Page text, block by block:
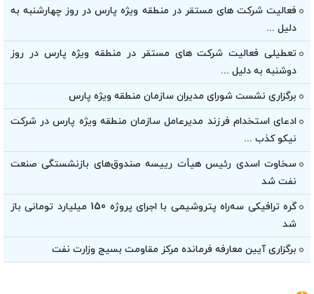
فعالیت شرکت های مستقر در منطقه ویژه پارس در روز چهارشنبه به
دلیل ...
تعطیلی فعالیت شرکت های مستقر در منطقه ویژه پارس در روز
دوشنبه به دلیل ...
برگزاری نشست شورای مدیران سازمان منطقه ویژه پارس
ادعای استخدام فرزند مدیرعامل سازمان منطقه ویژه پارس در شرکت
نیکو کذب ...
سخاوت اسدی رئیس هیأت‌ رییسه صندوق‌های بازنشستگی صنعت
نفت شد
گره ترافیکی سه‌راه پتروشیمی با اجرای پروژه 150 میلیارد تومانی باز
شد
برگزاری آیین معارفه فرمانده مرکز مقاومت بسیج وزارت نفت